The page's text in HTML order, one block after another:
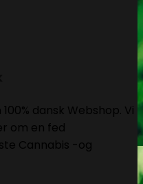
dansk Webshop. Vi
om en fed
Cannabis -og